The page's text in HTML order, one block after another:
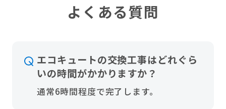
よくある質問
エコキュートの交換工事はどれぐら
いの時間がかかりますか？
通常6時間程度で完了します。